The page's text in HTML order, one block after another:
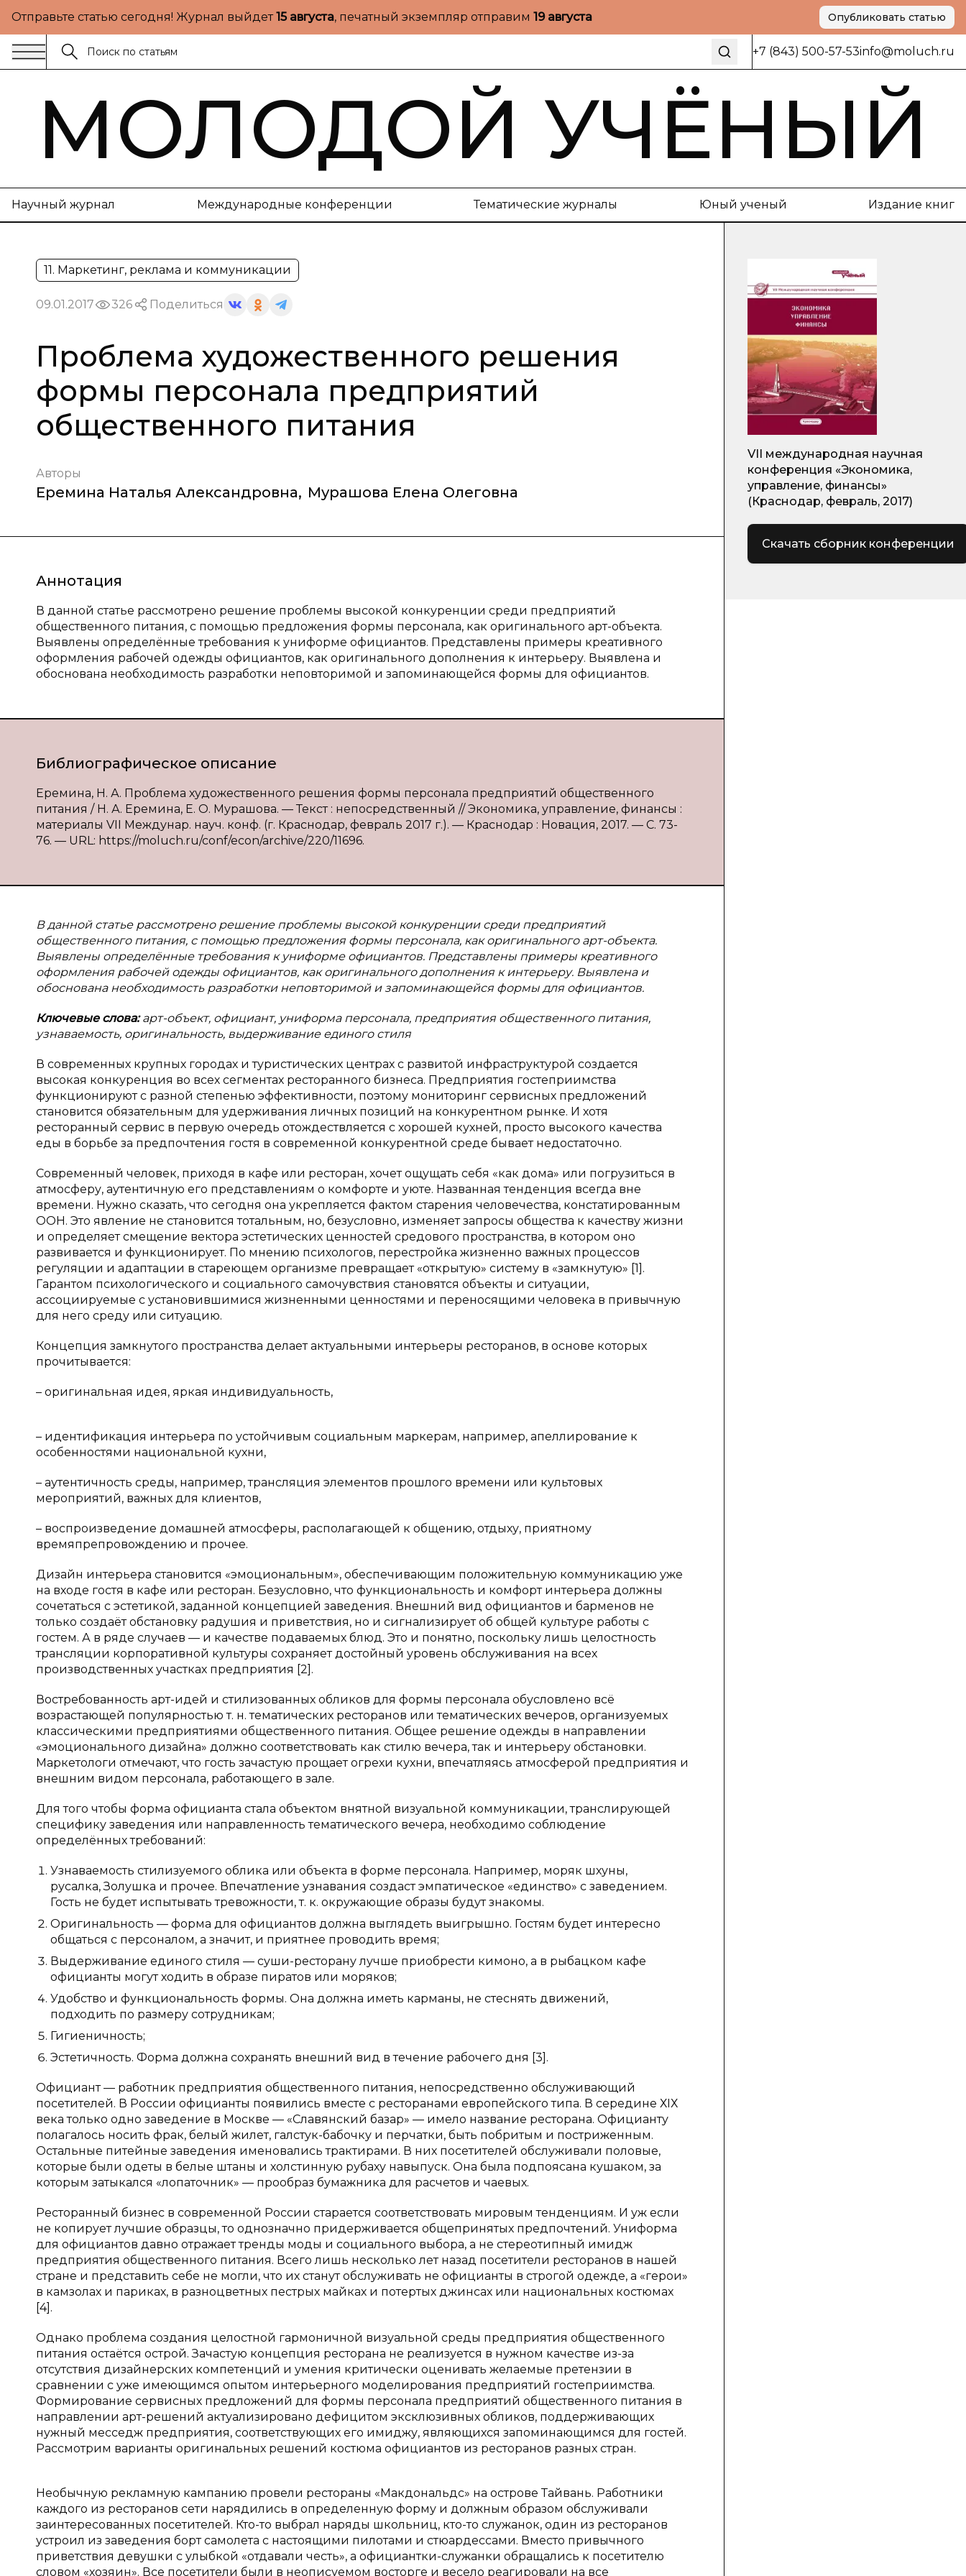
Отправьте статью сегодня! Журнал выйдет15 августа, печатный экземпляр отправим 19 августа Опубликовать статью
+7 (843) 500-57-53info@moluch.ru
МОЛОДОЙ УЧЁНЫЙ
Научный журнал Международные конференции Тематические журналы Юный ученый Издание книг
11. Маркетинг, реклама и коммуникации
09.01.2017 326 Поделиться
Проблема художественного решения
формы персонала предприятий
общественного питания
Авторы
Еремина Наталья Александровна, Мурашова Елена Олеговна
Аннотация
В данной статье рассмотрено решение проблемы высокой конкуренции среди предприятий
общественного питания, с помощью предложения формы персонала, как оригинального арт-объекта.
Выявлены определённые требования к униформе официантов. Представлены примеры креативного
оформления рабочей одежды официантов, как оригинального дополнения к интерьеру. Выявлена и
обоснована необходимость разработки неповторимой и запоминающейся формы для официантов.
Библиографическое описание
Еремина, Н. А. Проблема художественного решения формы персонала предприятий общественного
питания / Н. А. Еремина, Е. О. Мурашова. — Текст : непосредственный // Экономика, управление, финансы :
материалы VII Междунар. науч. конф. (г. Краснодар, февраль 2017 г.). — Краснодар : Новация, 2017. — С. 73-
76. — URL: https://moluch.ru/conf/econ/archive/220/11696.
В данной статье рассмотрено решение проблемы высокой конкуренции среди предприятий
общественного питания, с помощью предложения формы персонала, как оригинального арт-объекта.
Выявлены определённые требования к униформе официантов. Представлены примеры креативного
оформления рабочей одежды официантов, как оригинального дополнения к интерьеру. Выявлена и
обоснована необходимость разработки неповторимой и запоминающейся формы для официантов.
Ключевые слова:арт-объект, официант, униформа персонала, предприятия общественного питания,
узнаваемость, оригинальность, выдерживание единого стиля
В современных крупных городах и туристических центрах с развитой инфраструктурой создается
высокая конкуренция во всех сегментах ресторанного бизнеса. Предприятия гостеприимства
функционируют с разной степенью эффективности, поэтому мониторинг сервисных предложений
становится обязательным для удерживания личных позиций на конкурентном рынке. И хотя
ресторанный сервис в первую очередь отождествляется с хорошей кухней, просто высокого качества
еды в борьбе за предпочтения гостя в современной конкурентной среде бывает недостаточно.
Современный человек, приходя в кафе или ресторан, хочет ощущать себя «как дома» или погрузиться в
атмосферу, аутентичную его представлениям о комфорте и уюте. Названная тенденция всегда вне
времени. Нужно сказать, что сегодня она укрепляется фактом старения человечества, констатированным
ООН. Это явление не становится тотальным, но, безусловно, изменяет запросы общества к качеству жизни
и определяет смещение вектора эстетических ценностей средового пространства, в котором оно
развивается и функционирует. По мнению психологов, перестройка жизненно важных процессов
регуляции и адаптации в стареющем организме превращает «открытую» систему в «замкнутую» [1].
Гарантом психологического и социального самочувствия становятся объекты и ситуации,
ассоциируемые с установившимися жизненными ценностями и переносящими человека в привычную
для него среду или ситуацию.
Концепция замкнутого пространства делает актуальными интерьеры ресторанов, в основе которых
прочитывается:
– оригинальная идея, яркая индивидуальность,
– идентификация интерьера по устойчивым социальным маркерам, например, апеллирование к
особенностями национальной кухни,
– аутентичность среды, например, трансляция элементов прошлого времени или культовых
мероприятий, важных для клиентов,
– воспроизведение домашней атмосферы, располагающей к общению, отдыху, приятному
времяпрепровождению и прочее.
Дизайн интерьера становится «эмоциональным», обеспечивающим положительную коммуникацию уже
на входе гостя в кафе или ресторан. Безусловно, что функциональность и комфорт интерьера должны
сочетаться с эстетикой, заданной концепцией заведения. Внешний вид официантов и барменов не
только создаёт обстановку радушия и приветствия, но и сигнализирует об общей культуре работы с
гостем. А в ряде случаев — и качестве подаваемых блюд. Это и понятно, поскольку лишь целостность
трансляции корпоративной культуры сохраняет достойный уровень обслуживания на всех
производственных участках предприятия [2].
Востребованность арт-идей и стилизованных обликов для формы персонала обусловлено всё
возрастающей популярностью т. н. тематических ресторанов или тематических вечеров, организуемых
классическими предприятиями общественного питания. Общее решение одежды в направлении
«эмоционального дизайна» должно соответствовать как стилю вечера, так и интерьеру обстановки.
Маркетологи отмечают, что гость зачастую прощает огрехи кухни, впечатляясь атмосферой предприятия и
внешним видом персонала, работающего в зале.
Для того чтобы форма официанта стала объектом внятной визуальной коммуникации, транслирующей
специфику заведения или направленность тематического вечера, необходимо соблюдение
определённых требований:
Узнаваемость стилизуемого облика или объекта в форме персонала. Например, моряк шхуны,
русалка, Золушка и прочее. Впечатление узнавания создаст эмпатическое «единство» с заведением.
Гость не будет испытывать тревожности, т. к. окружающие образы будут знакомы.
Оригинальность — форма для официантов должна выглядеть выигрышно. Гостям будет интересно
общаться с персоналом, а значит, и приятнее проводить время;
Выдерживание единого стиля — суши-ресторану лучше приобрести кимоно, а в рыбацком кафе
официанты могут ходить в образе пиратов или моряков;
Удобство и функциональность формы. Она должна иметь карманы, не стеснять движений,
подходить по размеру сотрудникам;
Гигиеничность;
Эстетичность. Форма должна сохранять внешний вид в течение рабочего дня [3].
Официант — работник предприятия общественного питания, непосредственно обслуживающий
посетителей. В России официанты появились вместе с ресторанами европейского типа. В середине ХІХ
века только одно заведение в Москве — «Славянский базар» — имело название ресторана. Официанту
полагалось носить фрак, белый жилет, галстук-бабочку и перчатки, быть побритым и постриженным.
Остальные питейные заведения именовались трактирами. В них посетителей обслуживали половые,
которые были одеты в белые штаны и холстинную рубаху навыпуск. Она была подпоясана кушаком, за
которым затыкался «лопаточник» — прообраз бумажника для расчетов и чаевых.
Ресторанный бизнес в современной России старается соответствовать мировым тенденциям. И уж если
не копирует лучшие образцы, то однозначно придерживается общепринятых предпочтений. Униформа
для официантов давно отражает тренды моды и социального выбора, а не стереотипный имидж
предприятия общественного питания. Всего лишь несколько лет назад посетители ресторанов в нашей
стране и представить себе не могли, что их станут обслуживать не официанты в строгой одежде, а «герои»
в камзолах и париках, в разноцветных пестрых майках и потертых джинсах или национальных костюмах
[4].
Однако проблема создания целостной гармоничной визуальной среды предприятия общественного
питания остаётся острой. Зачастую концепция ресторана не реализуется в нужном качестве из-за
отсутствия дизайнерских компетенций и умения критически оценивать желаемые претензии в
сравнении с уже имеющимся опытом интерьерного моделирования предприятий гостеприимства.
Формирование сервисных предложений для формы персонала предприятий общественного питания в
направлении арт-решений актуализировано дефицитом эксклюзивных обликов, поддерживающих
нужный месседж предприятия, соответствующих его имиджу, являющихся запоминающимся для гостей.
Рассмотрим варианты оригинальных решений костюма официантов из ресторанов разных стран.
Необычную рекламную кампанию провели рестораны «Макдональдс» на острове Тайвань. Работники
каждого из ресторанов сети нарядились в определенную форму и должным образом обслуживали
заинтересованных посетителей. Кто-то выбрал наряды школьниц, кто-то служанок, один из ресторанов
устроил из заведения борт самолета с настоящими пилотами и стюардессами. Вместо привычного
приветствия девушки с улыбкой «отдавали честь», а официантки-служанки обращались к посетителю
словом «хозяин». Все посетители были в неописуемом восторге и весело реагировали на все
VII международная научная
конференция «Экономика,
управление, финансы»
(Краснодар, февраль, 2017)
Скачать сборник конференции